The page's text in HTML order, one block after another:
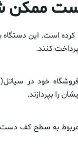
ممکن
کرده است. این
کنند.
آمازون یک سیستم جدید شناسایی کف دست را در ۲
را بپردازند.
مربوط به سطح کف دست